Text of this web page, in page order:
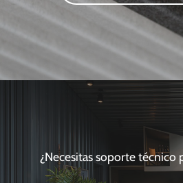
¿Necesitas soporte técnico